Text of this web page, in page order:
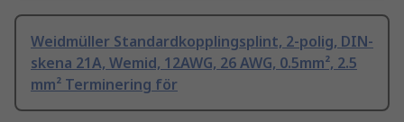
Weidmüller Standardkopplingsplint, 2-polig, DIN-
skena 21A, Wemid, 12AWG, 26 AWG, 0.5mm², 2.5
mm² Terminering för